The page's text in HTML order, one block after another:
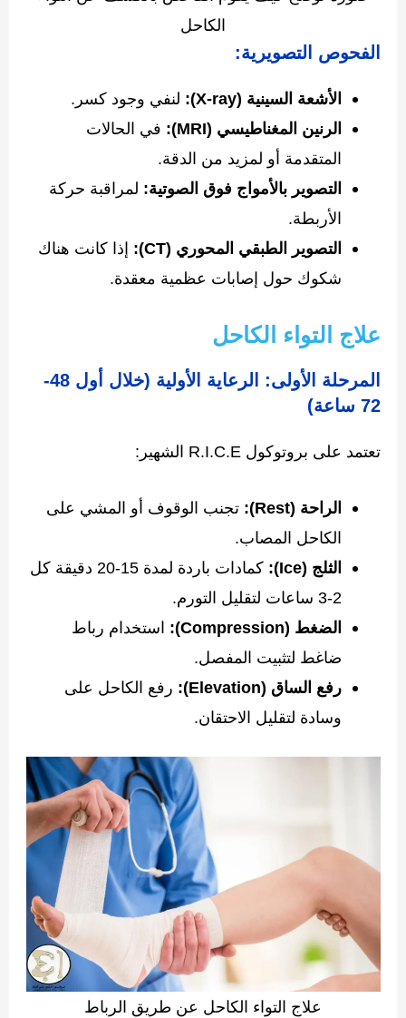
الكاحل
الفحوص التصويرية:
الأشعة السينية (X-ray):
لنفي وجود كسر.
الرنين المغناطيسي (MRI):
في الحالات
المتقدمة أو لمزيد من الدقة.
التصوير بالأمواج فوق الصوتية: لمراقبة حركة
الأربطة.
التصوير الطبقي المحوري (CT):
إذا كانت هناك
شكوك حول إصابات عظمية معقدة.
علاج التواء الكاحل
المرحلة الأولى: الرعاية الأولية (خلال أول 48-
72 ساعة)
تعتمد على بروتوكول R.I.C.E الشهير:
الراحة (Rest):
تجنب الوقوف أو المشي على
الكاحل المصاب.
الثلج (Ice):
كمادات باردة لمدة 15-20 دقيقة كل
2-3 ساعات لتقليل التورم.
الضغط (Compression):
استخدام رباط
ضاغط لتثبيت المفصل.
رفع الساق (Elevation):
رفع الكاحل على
وسادة لتقليل الاحتقان.
علاج التواء الكاحل عن طريق الرباط